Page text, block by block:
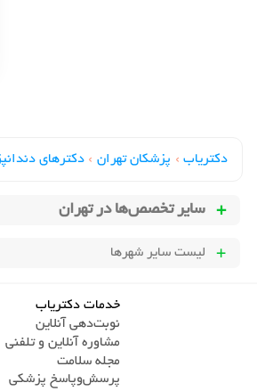
دکتریاب › پزشکان تهران › دکترهای
سایر تخصص‌ها درتهران
لیست سایر شهرها
خدمات دکتریاب
نوبت‌دهی آنلاین
مشاوره آنلاین و تلفنی
مجله سلامت
پرسش‌و‌پاسخ پزشکی